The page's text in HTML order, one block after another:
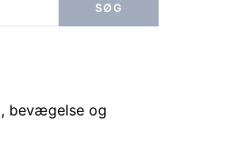
SØG
bevægelse og